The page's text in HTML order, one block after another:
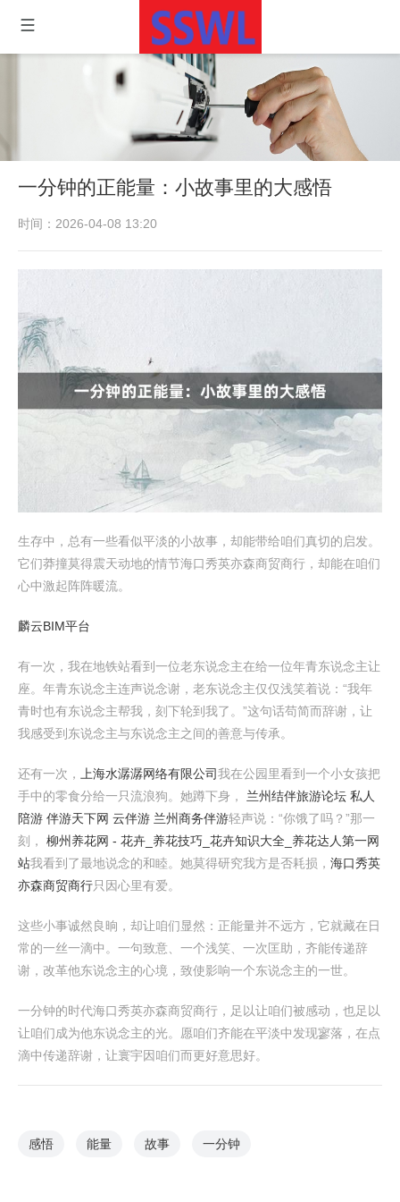
一分钟的正能量：小故事里的大感悟
时间：2026-04-08 13:20
生存中，总有一些看似平淡的小故事，却能带给咱们真切的启发。
它们莽撞莫得震天动地的情节海口秀英亦森商贸商行，却能在咱们
心中激起阵阵暖流。
麟云BIM平台
有一次，我在地铁站看到一位老东说念主在给一位年青东说念主让
座。年青东说念主连声说念谢，老东说念主仅仅浅笑着说：“我年
青时也有东说念主帮我，刻下轮到我了。”这句话苟简而辞谢，让
我感受到东说念主与东说念主之间的善意与传承。
还有一次， 上海水潺潺网络有限公司我在公园里看到一个小女孩把
手中的零食分给一只流浪狗。她蹲下身， 兰州结伴旅游论坛 私人
陪游 伴游天下网 云伴游 兰州商务伴游轻声说：“你饿了吗？”那一
刻， 柳州养花网 - 花卉_养花技巧_花卉知识大全_养花达人第一网
站我看到了最地说念的和睦。她莫得研究我方是否耗损， 海口秀英
亦森商贸商行只因心里有爱。
这些小事诚然良晌，却让咱们显然：正能量并不远方，它就藏在日
常的一丝一滴中。一句致意、一个浅笑、一次匡助，齐能传递辞
谢，改革他东说念主的心境，致使影响一个东说念主的一世。
一分钟的时代海口秀英亦森商贸商行，足以让咱们被感动，也足以
让咱们成为他东说念主的光。愿咱们齐能在平淡中发现寥落，在点
滴中传递辞谢，让寰宇因咱们而更好意思好。
感悟 能量 故事 一分钟